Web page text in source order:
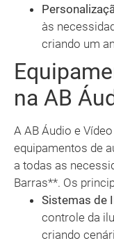
às
criando um
na AB
A AB Áudio e
equipamentos de
a todas as
Barras**. Os
Sistemas de
controle da
criando